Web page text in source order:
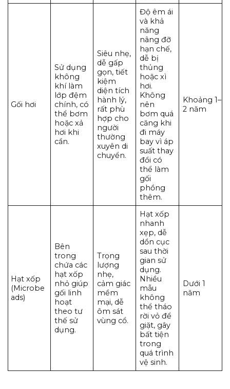
Gối hơi
Sử dụng
không
khí làm
lớp đệm
chính, có
thể bơm
hoặc xả
hơi khi
cần.
Siêu nhẹ,
dễ gấp
gọn, tiết
kiệm
diện tích
hành lý,
rất phù
hợp cho
người
thường
xuyên di
chuyển.
Độ êm ái
và khả
năng
nâng đỡ
hạn chế,
dễ bị
thủng
hoặc xì
hơi.
Không
nên
bơm quá
căng khi
đi máy
bay vì áp
suất thay
đổi có
thể làm
gối
phồng
thêm.
Khoảng 1–
2 năm
Hạt xốp
(Microbe
ads)
Bên
trong
chứa các
hạt xốp
nhỏ giúp
gối linh
hoạt
theo tư
thế sử
dụng.
Trọng
lượng
nhẹ,
cảm giác
mềm
mại, dễ
ôm sát
vùng cổ.
Hạt xốp
nhanh
xẹp, dễ
dồn cục
sau thời
gian sử
dụng.
Nhiều
mẫu
không
thể tháo
rời vỏ để
giặt, gây
bất tiện
trong
quá trình
vệ sinh.
Dưới 1
năm